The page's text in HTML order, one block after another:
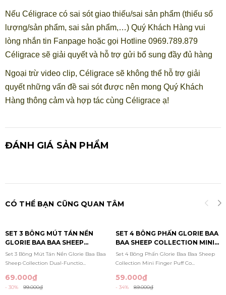
Nếu Céligrace có sai sót giao thiếu/sai sản phẩm (thiếu số
lượng/sản phẩm, sai sản phẩm,…) Quý Khách Hàng vui
lòng nhắn tin Fanpage hoặc gọi Hotline 0969.789.879
Céligrace sẽ giải quyết và hỗ trợ gửi bổ sung đầy đủ hàng
Ngoại trừ video clip, Céligrace sẽ không thể hỗ trợ giải
quyết những vấn đề sai sót được nên mong Quý Khách
Hàng thông cảm và hợp tác cùng Céligrace ạ!
ĐÁNH GIÁ SẢN PHẨM
CÓ THỂ BẠN CŨNG QUAN TÂM
SET 3 BÔNG MÚT TÁN NỀN
GLORIE BAA BAA SHEEP
COLLECTION DUAL-FUNCTION
FOUNDATION PUFFS
Set 3 Bông Mút Tán Nền Glorie Baa Baa
Sheep Collection Dual-Functio...
69.000₫
- 30% 99.000₫
SET 4 BÔNG PHẤN GLORIE BAA
BAA SHEEP COLLECTION MINI
FINGER PUFF COMBO
Set 4 Bông Phấn Glorie Baa Baa Sheep
Collection Mini Finger Puff Co...
59.000₫
- 34% 89.000₫